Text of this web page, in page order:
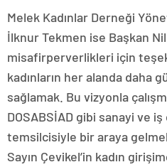
Melek Kadınlar Derneği
İlknur Tekmen ise Başkan
misafirperverlikleri için
kadınların her alanda daha
sağlamak. Bu vizyonla
DOSABSİAD gibi sanayi ve
temsilcisiyle bir araya
Sayın Çevikel’in kadın